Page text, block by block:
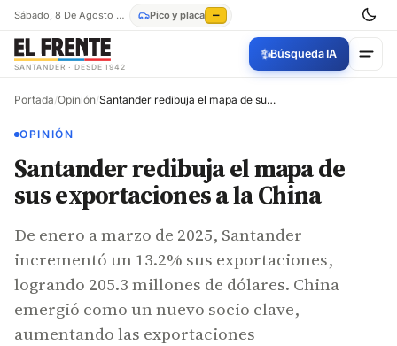
Sábado, 8 De Agosto De 2026 Pico y placa —
SANTANDER · DESDE 1942
✨Búsqueda IA
Portada/Opinión/ Santander redibuja el mapa de sus exportaciones a la China
OPINIÓN
Santander redibuja el mapa de
sus exportaciones a la China
De enero a marzo de 2025, Santander
incrementó un 13.2% sus exportaciones,
logrando 205.3 millones de dólares. China
emergió como un nuevo socio clave,
aumentando las exportaciones